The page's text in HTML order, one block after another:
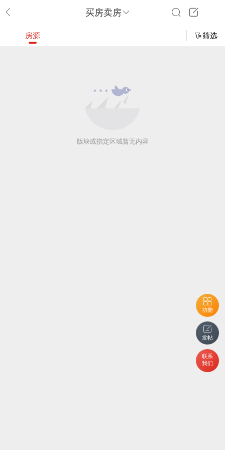
买房卖房
功能
发帖
联系
我们
房源 筛选
版块或指定区域暂无内容